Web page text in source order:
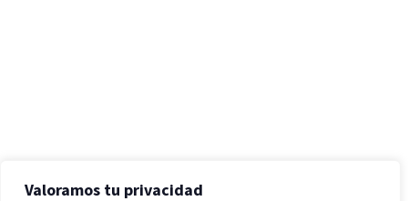
Valoramos tu privacidad